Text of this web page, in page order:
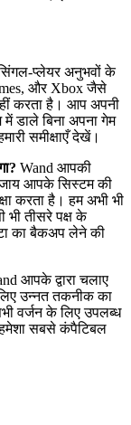
प्लेयर अनुभवों के
और Xbox जैसे
करता है। आप अपनी
डाले बिना अपना गेम
समीक्षाएँ देखें।
Wand आपकी
आपके सिस्टम की
करता है। हम अभी भी
भी तीसरे पक्ष के
का बैकअप लेने की
आपके द्वारा चलाए
उन्नत तकनीक का
वर्जन के लिए उपलब्ध
सबसे कंपैटिबल